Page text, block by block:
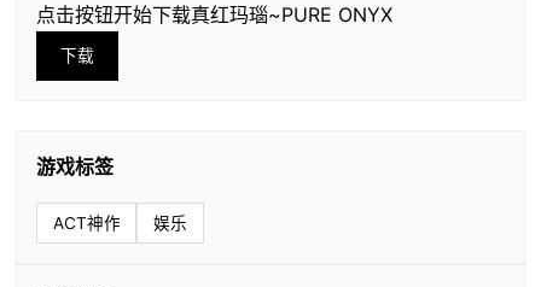
点击按钮开始下载真红玛瑙~PURE ONYX
下载
游戏标签
ACT神作 娱乐